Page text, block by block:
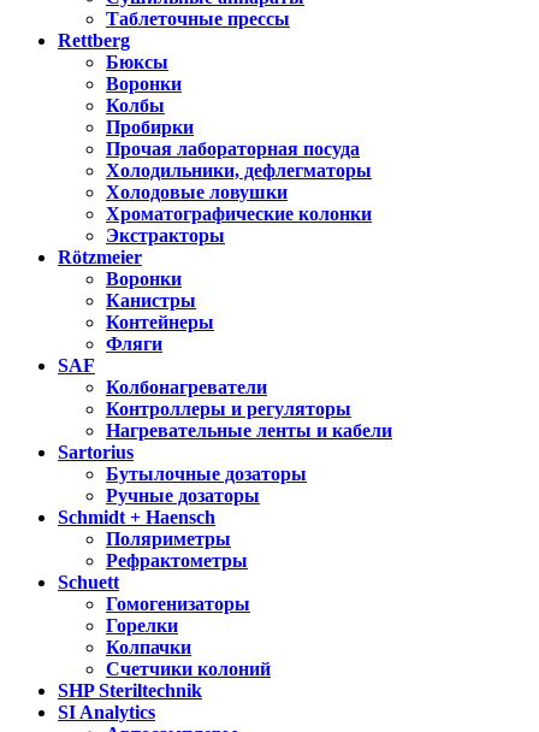
Таблеточные прессы
Rettberg
Бюксы
Воронки
Колбы
Пробирки
Прочая лабораторная посуда
Холодильники, дефлегматоры
Холодовые ловушки
Хроматографические колонки
Экстракторы
Rötzmeier
Воронки
Канистры
Контейнеры
Фляги
SAF
Колбонагреватели
Контроллеры и регуляторы
Нагревательные ленты и кабели
Sartorius
Бутылочные дозаторы
Ручные дозаторы
Schmidt + Haensch
Поляриметры
Рефрактометры
Schuett
Гомогенизаторы
Горелки
Колпачки
Счетчики колоний
SHP Steriltechnik
SI Analytics